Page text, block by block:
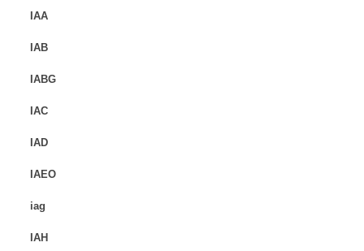
IAA
IAB
IABG
IAC
IAD
IAEO
iag
IAH